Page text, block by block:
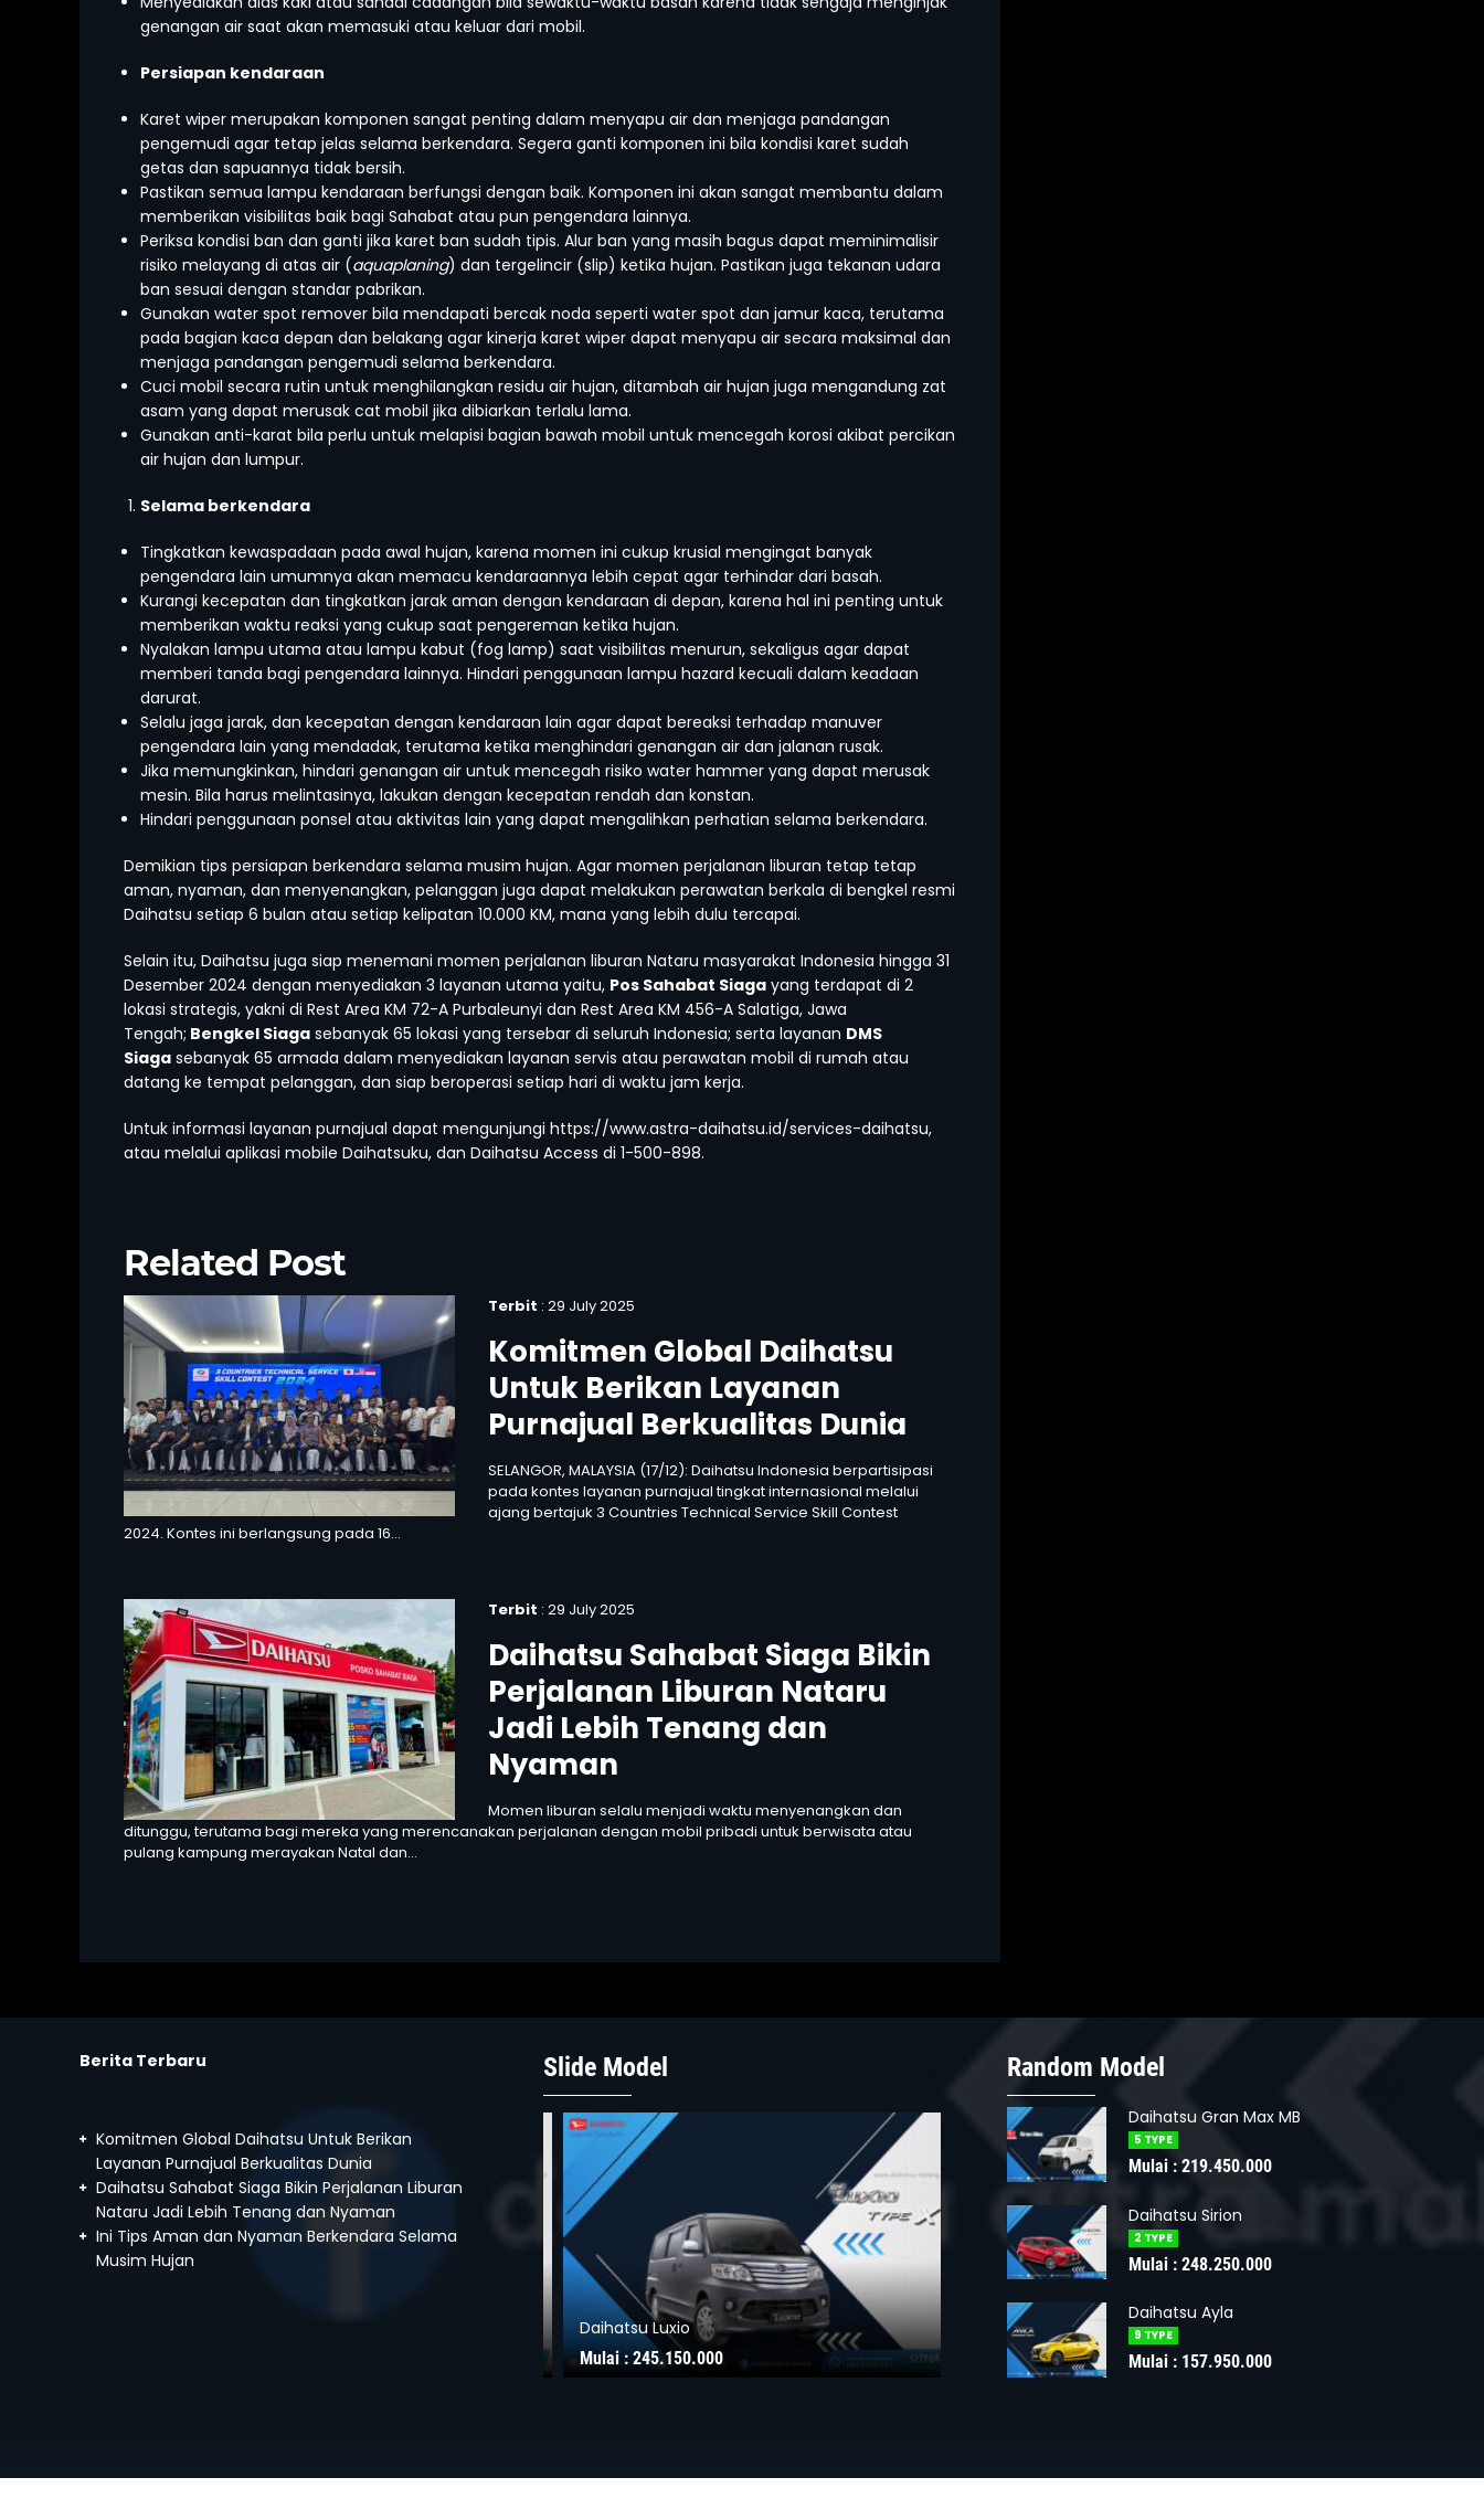
genangan air saat akan memasuki atau keluar dari mobil.
Persiapan kendaraan
Karet wiper merupakan komponen sangat penting dalam menyapu air dan menjaga pandangan
pengemudi agar tetap jelas selama berkendara. Segera ganti komponen ini bila kondisi karet sudah
getas dan sapuannya tidak bersih.
Pastikan semua lampu kendaraan berfungsi dengan baik. Komponen ini akan sangat membantu dalam
memberikan visibilitas baik bagi Sahabat atau pun pengendara lainnya.
Periksa kondisi ban dan ganti jika karet ban sudah tipis. Alur ban yang masih bagus dapat meminimalisir
risiko melayang di atas air (aquaplaning) dan tergelincir (slip) ketika hujan. Pastikan juga tekanan udara
ban sesuai dengan standar pabrikan.
Gunakan water spot remover bila mendapati bercak noda seperti water spot dan jamur kaca, terutama
pada bagian kaca depan dan belakang agar kinerja karet wiper dapat menyapu air secara maksimal dan
menjaga pandangan pengemudi selama berkendara.
Cuci mobil secara rutin untuk menghilangkan residu air hujan, ditambah air hujan juga mengandung zat
asam yang dapat merusak cat mobil jika dibiarkan terlalu lama.
Gunakan anti-karat bila perlu untuk melapisi bagian bawah mobil untuk mencegah korosi akibat percikan
air hujan dan lumpur.
Selama berkendara
Tingkatkan kewaspadaan pada awal hujan, karena momen ini cukup krusial mengingat banyak
pengendara lain umumnya akan memacu kendaraannya lebih cepat agar terhindar dari basah.
Kurangi kecepatan dan tingkatkan jarak aman dengan kendaraan di depan, karena hal ini penting untuk
memberikan waktu reaksi yang cukup saat pengereman ketika hujan.
Nyalakan lampu utama atau lampu kabut (fog lamp) saat visibilitas menurun, sekaligus agar dapat
memberi tanda bagi pengendara lainnya. Hindari penggunaan lampu hazard kecuali dalam keadaan
darurat.
Selalu jaga jarak, dan kecepatan dengan kendaraan lain agar dapat bereaksi terhadap manuver
pengendara lain yang mendadak, terutama ketika menghindari genangan air dan jalanan rusak.
Jika memungkinkan, hindari genangan air untuk mencegah risiko water hammer yang dapat merusak
mesin. Bila harus melintasinya, lakukan dengan kecepatan rendah dan konstan.
Hindari penggunaan ponsel atau aktivitas lain yang dapat mengalihkan perhatian selama berkendara.
Demikian tips persiapan berkendara selama musim hujan. Agar momen perjalanan liburan tetap tetap
aman, nyaman, dan menyenangkan, pelanggan juga dapat melakukan perawatan berkala di bengkel resmi
Daihatsu setiap 6 bulan atau setiap kelipatan 10.000 KM, mana yang lebih dulu tercapai.
Selain itu, Daihatsu juga siap menemani momen perjalanan liburan Nataru masyarakat Indonesia hingga 31
Desember 2024 dengan menyediakan 3 layanan utama yaitu, Pos Sahabat Siaga yang terdapat di 2
lokasi strategis, yakni di Rest Area KM 72-A Purbaleunyi dan Rest Area KM 456-A Salatiga, Jawa
Tengah; Bengkel Siaga sebanyak 65 lokasi yang tersebar di seluruh Indonesia; serta layanan DMS
Siaga sebanyak 65 armada dalam menyediakan layanan servis atau perawatan mobil di rumah atau
datang ke tempat pelanggan, dan siap beroperasi setiap hari di waktu jam kerja.
Untuk informasi layanan purnajual dapat mengunjungi https://www.astra-daihatsu.id/services-daihatsu,
atau melalui aplikasi mobile Daihatsuku, dan Daihatsu Access di 1-500-898.
Related Post
Terbit : 29 July 2025
Komitmen Global Daihatsu
Untuk Berikan Layanan
Purnajual Berkualitas Dunia
SELANGOR, MALAYSIA (17/12): Daihatsu Indonesia berpartisipasi
pada kontes layanan purnajual tingkat internasional melalui
ajang bertajuk 3 Countries Technical Service Skill Contest
2024. Kontes ini berlangsung pada 16...
Terbit : 29 July 2025
Daihatsu Sahabat Siaga Bikin
Perjalanan Liburan Nataru
Jadi Lebih Tenang dan
Nyaman
Momen liburan selalu menjadi waktu menyenangkan dan
ditunggu, terutama bagi mereka yang merencanakan perjalanan dengan mobil pribadi untuk berwisata atau
pulang kampung merayakan Natal dan...
Berita Terbaru
Komitmen Global Daihatsu Untuk Berikan
Layanan Purnajual Berkualitas Dunia
Daihatsu Sahabat Siaga Bikin Perjalanan Liburan
Nataru Jadi Lebih Tenang dan Nyaman
Ini Tips Aman dan Nyaman Berkendara Selama
Musim Hujan
Slide Model
Daihatsu Luxio
Mulai :245.150.000
Daihatsu Rocky
Mulai :266.850.000
Random Model
Daihatsu Gran Max MB
5 TYPE
Mulai : 219.450.000
Daihatsu Sirion
2 TYPE
Mulai : 248.250.000
Daihatsu Ayla
9 TYPE
Mulai : 157.950.000